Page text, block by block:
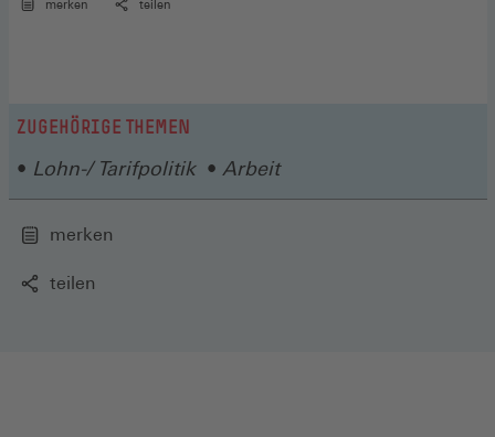
merken teilen
ZUGEHÖRIGE THEMEN
Lohn-/ Tarifpolitik Arbeit
merken
teilen